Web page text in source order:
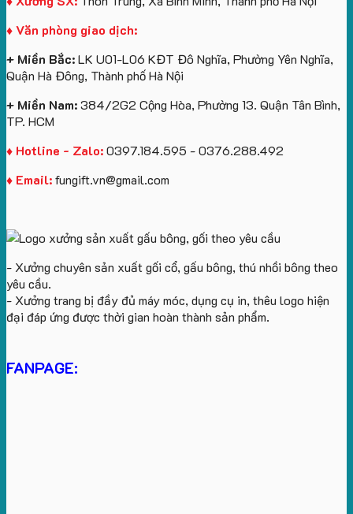
theo
cầu
♦ Văn phòng giao dịch:
+ Miền Bắc:LK U01-L06 KĐT Đô Nghĩa, Phường Yên Nghĩa,
Quận Hà Đông, Thành phố Hà Nội
+ Miền Nam:384/2G2 Cộng Hòa, Phường 13. Quận Tân Bình,
TP. HCM
♦ Hotline - Zalo:0397.184.595 - 0376.288.492
♦ Email:fungift.vn@gmail.com
- Xưởng chuyên sản xuất gối cổ, gấu bông, thú nhồi bông theo
yêu cầu.
- Xưởng trang bị đầy đủ máy móc, dụng cụ in, thêu logo hiện
đại đáp ứng được thời gian hoàn thành sản phẩm.
FANPAGE: